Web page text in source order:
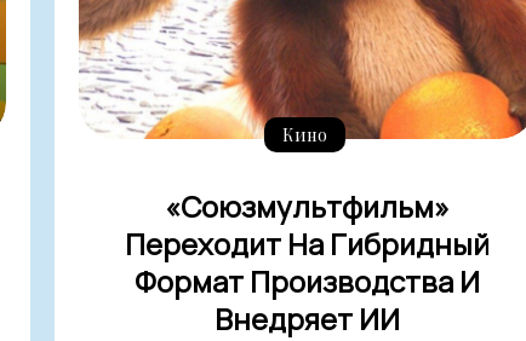
Кино
«Союзмультфильм»
Переходит На Гибридный
Формат Производства И
Внедряет ИИ